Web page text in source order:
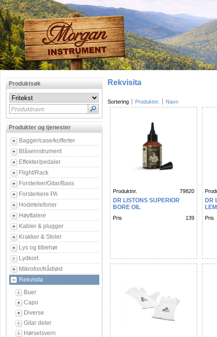
Produktsøk
Produktnavn
Produkter og tjenester
Bagger/case/kofferter
Blåseinstrument
Effekter/pedaler
Flight/Rack
Forsterker/Gitar/Bass
Forsterkere PA
Hodetelefoner
Høyttalere
Kabler & plugger
Krakker & Stoler
Lys og tilbehør
Lydkort
Mikrofon/trådløst
Rekvisita
Buer
Capo
Diverse
Gitar deler
Hørselsvern
Rekvisita
Sortering Produktnr. Navn
Produktnr. 79820
DR LISTONS SUPERIOR
BORE OIL
Pris 139
DR
Pris